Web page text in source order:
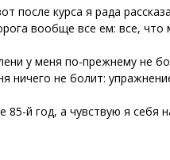
после курса я рада
вообще все ем: все, что
у меня по-прежнему не
ничего не болит:
85-й год, а чувствую я себя